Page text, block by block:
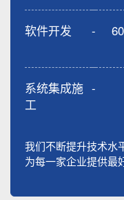
软件开发 -
系统集成施
工
-
我们不断提升技术水
为每一家企业提供最